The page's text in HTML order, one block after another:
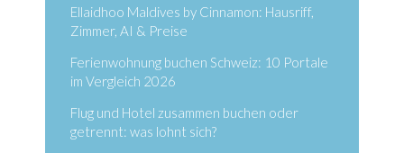
Ellaidhoo Maldives by Cinnamon: Hausriff,
Zimmer, AI & Preise
Ferienwohnung buchen Schweiz: 10 Portale
im Vergleich 2026
Flug und Hotel zusammen buchen oder
getrennt: was lohnt sich?